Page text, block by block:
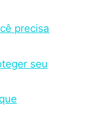
precisa
seu